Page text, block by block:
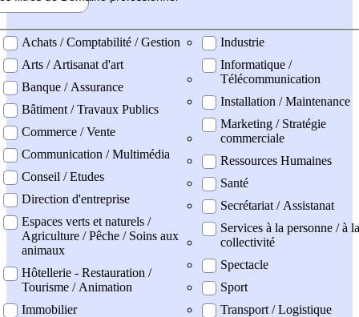
professionel
Achats / Comptabilité / Gestion
Arts / Artisanat d'art
Banque / Assurance
Bâtiment / Travaux Publics
Commerce / Vente
Communication / Multimédia
Conseil / Etudes
Direction d'entreprise
Espaces verts et naturels /
Agriculture / Pêche / Soins aux
animaux
Hôtellerie - Restauration /
Tourisme / Animation
Immobilier
Industrie
Informatique /
Télécommunication
Installation / Maintenance
Marketing / Stratégie
commerciale
Ressources Humaines
Santé
Secrétariat / Assistanat
Services à la personne / à la
collectivité
Spectacle
Sport
Transport / Logistique